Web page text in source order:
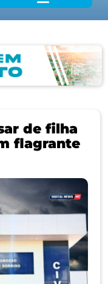
de filha
flagrante